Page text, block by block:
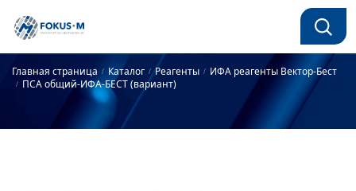
Главная страница Каталог Реагенты
ИФА реагенты Вектор-Бест
ПСА общий-ИФА-БЕСТ (вариант)